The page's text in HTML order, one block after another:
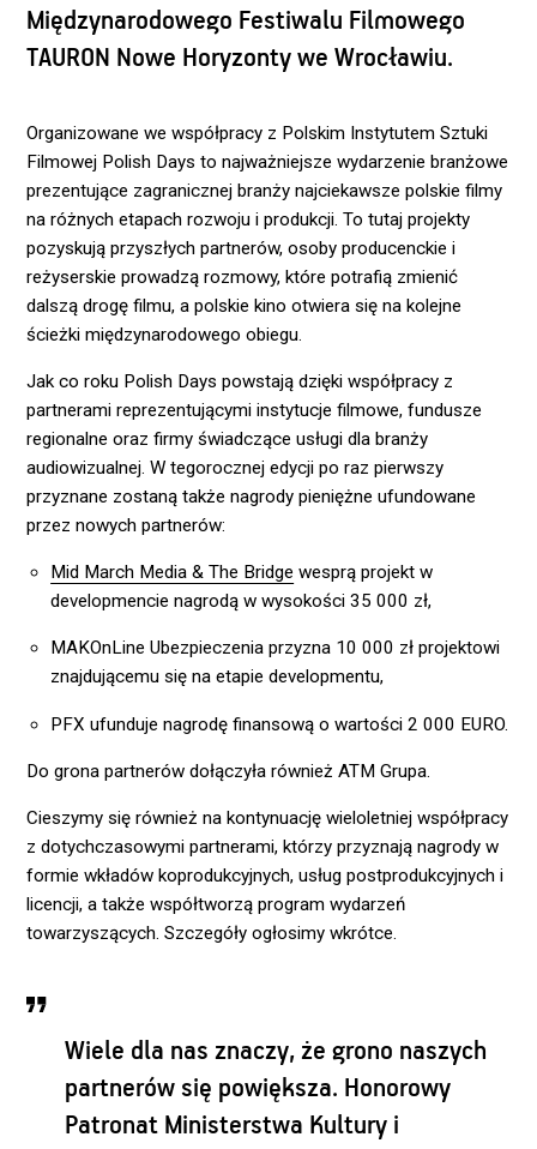
Międzynarodowego Festiwalu Filmowego
TAURON Nowe Horyzonty we Wrocławiu.
Organizowane we współpracy z Polskim Instytutem Sztuki
Filmowej Polish Days to najważniejsze wydarzenie branżowe
prezentujące zagranicznej branży najciekawsze polskie filmy
na różnych etapach rozwoju i produkcji. To tutaj projekty
pozyskują przyszłych partnerów, osoby producenckie i
reżyserskie prowadzą rozmowy, które potrafią zmienić
dalszą drogę filmu, a polskie kino otwiera się na kolejne
ścieżki międzynarodowego obiegu.
Jak co roku Polish Days powstają dzięki współpracy z
partnerami reprezentującymi instytucje filmowe, fundusze
regionalne oraz firmy świadczące usługi dla branży
audiowizualnej. W tegorocznej edycji po raz pierwszy
przyznane zostaną także nagrody pieniężne ufundowane
przez nowych partnerów:
Mid March Media & The Bridge wesprą projekt w
developmencie nagrodą w wysokości 35 000 zł,
MAKOnLine Ubezpieczenia przyzna 10 000 zł projektowi
znajdującemu się na etapie developmentu,
PFX ufunduje nagrodę finansową o wartości 2 000 EURO.
Do grona partnerów dołączyła również ATM Grupa.
Cieszymy się również na kontynuację wieloletniej współpracy
z dotychczasowymi partnerami, którzy przyznają nagrody w
formie wkładów koprodukcyjnych, usług postprodukcyjnych i
licencji, a także współtworzą program wydarzeń
towarzyszących. Szczegóły ogłosimy wkrótce.
Wiele dla nas znaczy, że grono naszych
partnerów się powiększa. Honorowy
Patronat Ministerstwa Kultury i